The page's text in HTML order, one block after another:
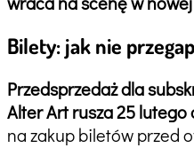
Bilety: jak nie
Przedsprzedaż dla
Alter Art rusza 25 lutego
na zakup biletów przed